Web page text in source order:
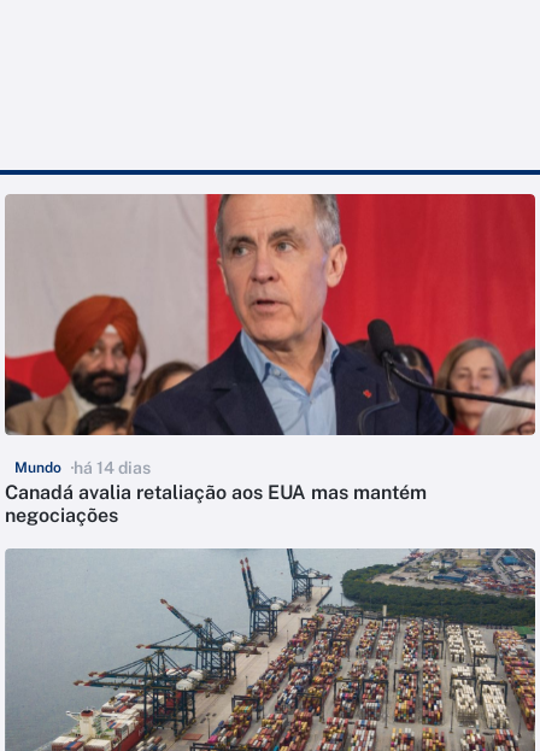
Mundo há 14 dias
Canadá avalia retaliação aos EUA mas mantém
negociações